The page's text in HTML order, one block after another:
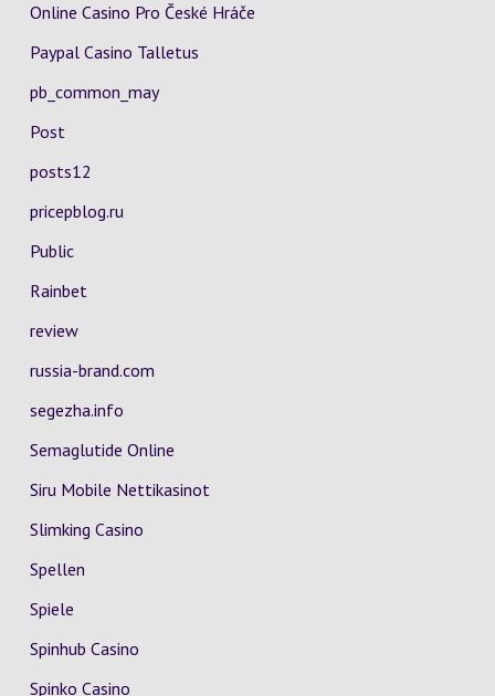
Online Casino Pro České Hráče
Paypal Casino Talletus
pb_common_may
Post
posts12
pricepblog.ru
Public
Rainbet
review
russia-brand.com
segezha.info
Semaglutide Online
Siru Mobile Nettikasinot
Slimking Casino
Spellen
Spiele
Spinhub Casino
Spinko Casino